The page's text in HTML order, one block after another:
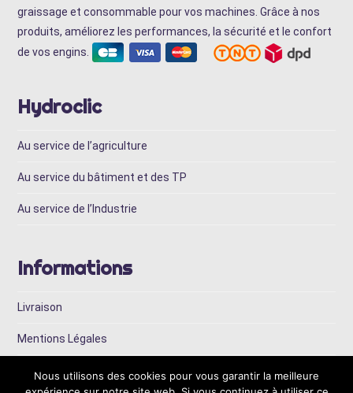
graissage et consommable pour vos machines. Grâce à nos
produits, améliorez les performances, la sécurité et le confort
de vos engins.
Hydroclic
Au service de l’agriculture
Au service du bâtiment et des TP
Au service de l’Industrie
Informations
Livraison
Mentions Légales
Conditions Générales de Vente
Nous utilisons des cookies pour vous garantir la meilleure